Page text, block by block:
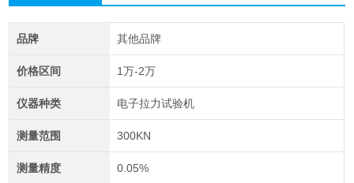
品牌 其他品牌
价格区间 1万-2万
仪器种类 电子拉力试验机
测量范围 300KN
测量精度 0.05%